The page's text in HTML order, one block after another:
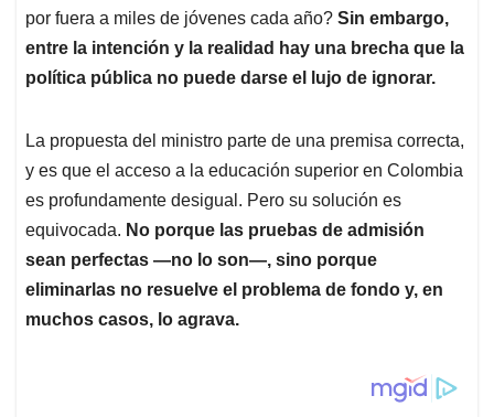
por fuera a miles de jóvenes cada año? Sin embargo,
entre la intención y la realidad hay una brecha que la
política pública no puede darse el lujo de ignorar.
La propuesta del ministro parte de una premisa correcta,
y es que el acceso a la educación superior en Colombia
es profundamente desigual. Pero su solución es
equivocada. No porque las pruebas de admisión
sean perfectas —no lo son—, sino porque
eliminarlas no resuelve el problema de fondo y, en
muchos casos, lo agrava.